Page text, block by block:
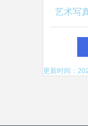
艺术写
光学摄
更新时间：